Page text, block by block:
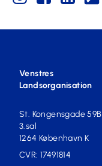
Venstres
Landsorganisation
St. Kongensgade 59B
3.sal
1264 København K
CVR: 17491814